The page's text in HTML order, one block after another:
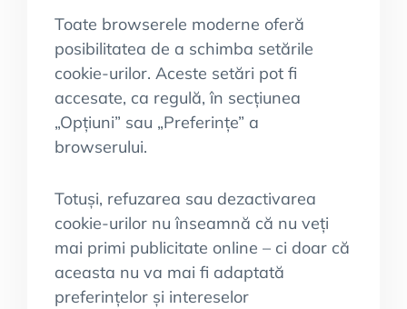
Toate browserele moderne oferă
posibilitatea de a schimba setările
cookie-urilor. Aceste setări pot fi
accesate, ca regulă, în secțiunea
„Opțiuni” sau „Preferințe” a
browserului.
Totuși, refuzarea sau dezactivarea
cookie-urilor nu înseamnă că nu veți
mai primi publicitate online – ci doar că
aceasta nu va mai fi adaptată
preferințelor și intereselor